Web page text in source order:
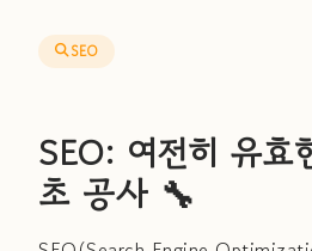
SEO
SEO: 여전히 유효
초 공사 🔧